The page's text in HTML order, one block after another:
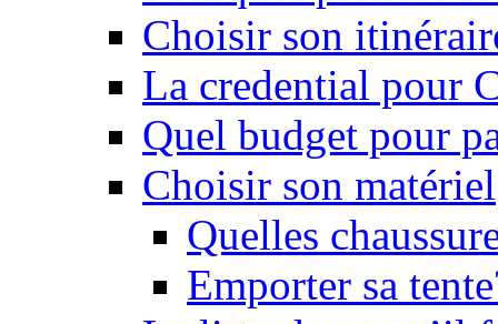
Choisir son
La credential pour
Quel budget pour
Choisir son matériel
Quelles
Emporter sa